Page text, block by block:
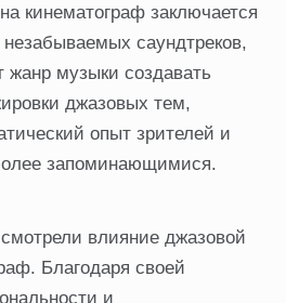
кинематограф заключается
саундтреков,
жанр музыки создавать
джазовых тем,
опыт зрителей и
запоминающимися.
влияние джазовой
Благодаря своей
и